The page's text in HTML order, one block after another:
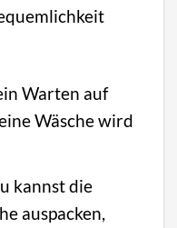
Warten auf
Wäsche wird
kannst die
auspacken,